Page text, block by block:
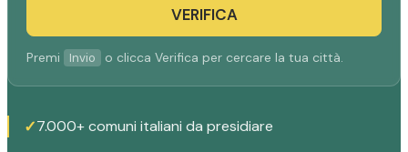
VERIFICA
Premi Invio o clicca Verifica per cercare la tua città.
✓7.000+ comuni italiani da presidiare